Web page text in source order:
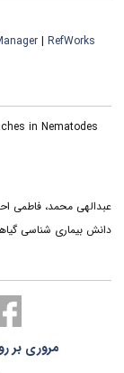
|RefWorks
in Nematodes
عبدالهی محمد، فاطمی
دانش بیماری شناسی گیاهی ۶ (۱)
مروری بر